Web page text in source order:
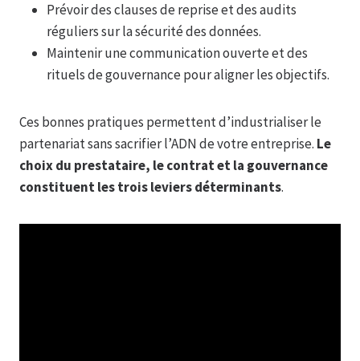
Prévoir des clauses de reprise et des audits
réguliers sur la sécurité des données.
Maintenir une communication ouverte et des
rituels de gouvernance pour aligner les objectifs.
Ces bonnes pratiques permettent d’industrialiser le
partenariat sans sacrifier l’ADN de votre entreprise. Le
choix du prestataire, le contrat et la gouvernance
constituent les trois leviers déterminants.